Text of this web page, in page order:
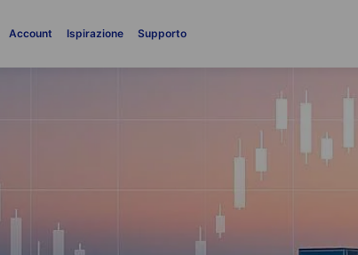
Account Ispirazione Supporto